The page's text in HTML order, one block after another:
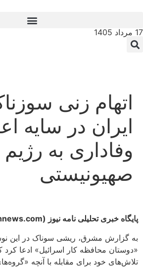
17 مرداد 1405
اتهام زنی
ایران در سایه
وفاداری به رژیم
صهیونیستی
پایگاه خبری تحلیلی نامه نیوز (namehnews.com) :
به گزارش مشرق، ریشی سوناک در این
«دوستان محافظه کار اسرائیل» ادعا کرد
تلاش‌های خود برای مقابله با آنچه